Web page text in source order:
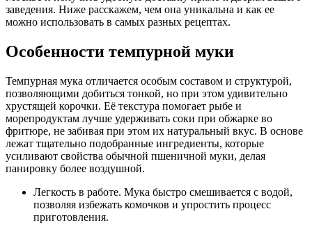
заведения. Ниже расскажем, чем она уникальна и как ее
можно использовать в самых разных рецептах.
Особенности темпурной муки
Темпурная мука отличается особым составом и структурой,
позволяющими добиться тонкой, но при этом удивительно
хрустящей корочки. Её текстура помогает рыбе и
морепродуктам лучше удерживать соки при обжарке во
фритюре, не забивая при этом их натуральный вкус. В основе
лежат тщательно подобранные ингредиенты, которые
усиливают свойства обычной пшеничной муки, делая
панировку более воздушной.
Легкость в работе. Мука быстро смешивается с водой,
позволяя избежать комочков и упростить процесс
приготовления.